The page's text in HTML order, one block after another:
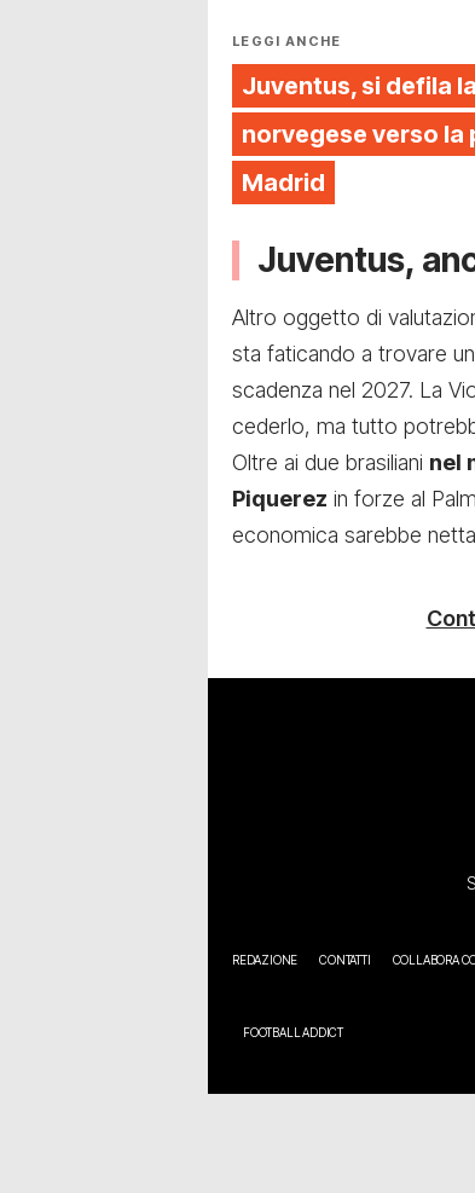
LEGGI ANCHE
Juventus, si defila
norvegese verso la
Madrid
Juventus,
Altro oggetto di
sta faticando a trovare
scadenza nel 2027. La
cederlo, ma tutto
Oltre ai due brasiliani nel
Piquerez in forze al
economica sarebbe
REDAZIONE CONTATTI COLLABORA
FOOTBALL ADDICT